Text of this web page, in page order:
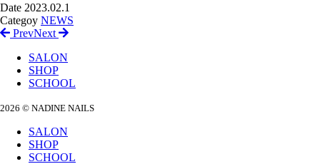
Date 2023.02.1
Categoy NEWS
PrevNext
SALON
SHOP
SCHOOL
2026 © NADINE NAILS
SALON
SHOP
SCHOOL